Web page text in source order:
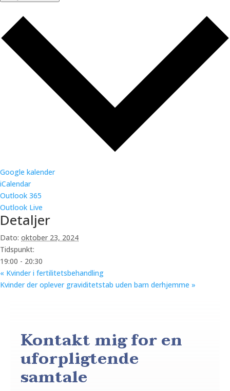
Google kalender
iCalendar
Outlook 365
Outlook Live
Detaljer
Dato: oktober 23, 2024
Tidspunkt:
19:00 - 20:30
« Kvinder i fertilitetsbehandling
Kvinder der oplever graviditetstab uden barn derhjemme »
Kontakt mig for en
uforpligtende
samtale